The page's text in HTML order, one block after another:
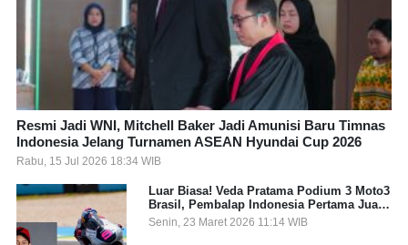
Resmi Jadi WNI, Mitchell Baker Jadi Amunisi Baru Timnas
Indonesia Jelang Turnamen ASEAN Hyundai Cup 2026
Rabu, 15 Jul 2026 18:34 WIB
Luar Biasa! Veda Pratama Podium 3 Moto3
Brasil, Pembalap Indonesia Pertama Juara
Grand Prix
Senin, 23 Maret 2026 11:14 WIB